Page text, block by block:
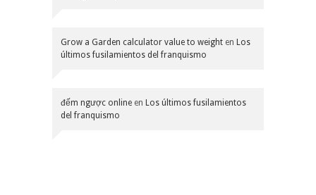
Grow a Garden calculator value to weight en Los
últimos fusilamientos del franquismo
đếm ngược online en Los últimos fusilamientos
del franquismo